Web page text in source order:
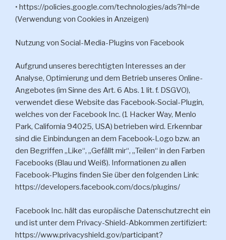
• https://policies.google.com/technologies/ads?hl=de
(Verwendung von Cookies in Anzeigen)
Nutzung von Social-Media-Plugins von Facebook
Aufgrund unseres berechtigten Interesses an der
Analyse, Optimierung und dem Betrieb unseres Online-
Angebotes (im Sinne des Art. 6 Abs. 1 lit. f. DSGVO),
verwendet diese Website das Facebook-Social-Plugin,
welches von der Facebook Inc. (1 Hacker Way, Menlo
Park, California 94025, USA) betrieben wird. Erkennbar
sind die Einbindungen an dem Facebook-Logo bzw. an
den Begriffen „Like“, „Gefällt mir“, „Teilen“ in den Farben
Facebooks (Blau und Weiß). Informationen zu allen
Facebook-Plugins finden Sie über den folgenden Link:
https://developers.facebook.com/docs/plugins/
Facebook Inc. hält das europäische Datenschutzrecht ein
und ist unter dem Privacy-Shield-Abkommen zertifiziert:
https://www.privacyshield.gov/participant?